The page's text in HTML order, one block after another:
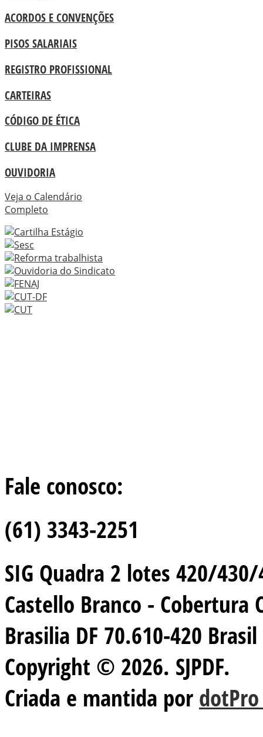
ACORDOS E CONVENÇÕES
PISOS SALARIAIS
REGISTRO PROFISSIONAL
CARTEIRAS
CÓDIGO DE ÉTICA
CLUBE DA IMPRENSA
OUVIDORIA
Veja o Calendário
Completo
Fale conosco:
(61) 3343-2251
SIG Quadra 2 lotes 420/
Castello Branco - Cobertura
Brasilia DF 70.610-420 Brasil
Copyright © 2026. SJPDF.
Criada e mantida por